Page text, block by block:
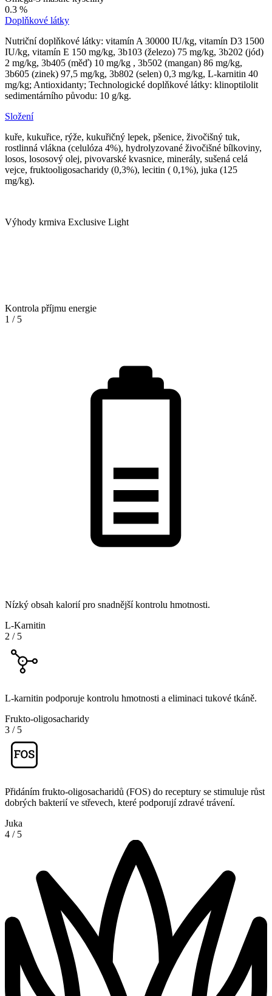
0.3 %
Doplňkové látky
Nutriční doplňkové látky: vitamín A 30000 IU/kg, vitamín D3 1500
IU/kg, vitamín E 150 mg/kg, 3b103 (železo) 75 mg/kg, 3b202 (jód)
2 mg/kg, 3b405 (měď) 10 mg/kg , 3b502 (mangan) 86 mg/kg,
3b605 (zinek) 97,5 mg/kg, 3b802 (selen) 0,3 mg/kg, L-karnitin 40
mg/kg; Antioxidanty; Technologické doplňkové látky: klinoptilolit
sedimentárního původu: 10 g/kg.
Složení
kuře, kukuřice, rýže, kukuřičný lepek, pšenice, živočišný tuk,
rostlinná vlákna (celulóza 4%), hydrolyzované živočišné bílkoviny,
losos, lososový olej, pivovarské kvasnice, minerály, sušená celá
vejce, fruktooligosacharidy (0,3%), lecitin ( 0,1%), juka (125
mg/kg).
Výhody krmiva Exclusive Light
Kontrola příjmu energie
1 / 5
Nízký obsah kalorií pro snadnější kontrolu hmotnosti.
L-Karnitin
2 / 5
L-karnitin podporuje kontrolu hmotnosti a eliminaci tukové tkáně.
Frukto-oligosacharidy
3 / 5
Přidáním frukto-oligosacharidů (FOS) do receptury se stimuluje růst
dobrých bakterií ve střevech, které podporují zdravé trávení.
Juka
4 / 5